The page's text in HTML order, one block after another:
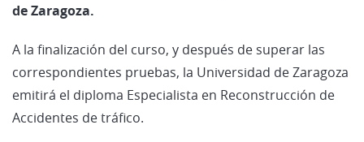
de Zaragoza.
A la finalización del curso, y después de superar las
correspondientes pruebas, la Universidad de Zaragoza
emitirá el diploma Especialista en Reconstrucción de
Accidentes de tráfico.